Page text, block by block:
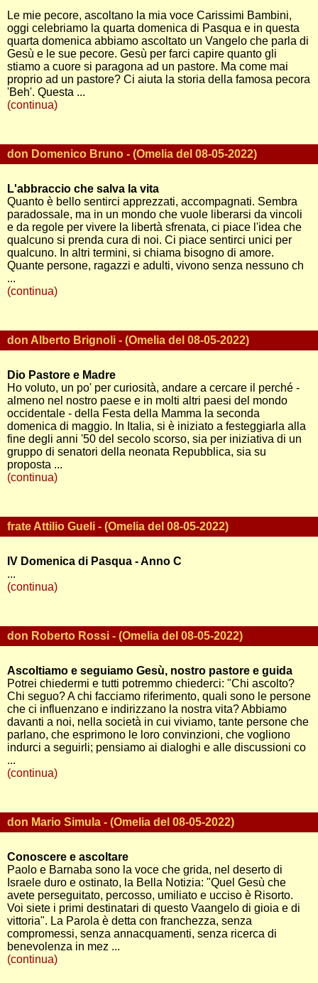
Le mie pecore, ascoltano la mia voce Carissimi Bambini,
oggi celebriamo la quarta domenica di Pasqua e in questa
quarta domenica abbiamo ascoltato un Vangelo che parla di
Gesù e le sue pecore. Gesù per farci capire quanto gli
stiamo a cuore si paragona ad un pastore. Ma come mai
proprio ad un pastore? Ci aiuta la storia della famosa pecora
'Beh'. Questa ...
(continua)
don Domenico Bruno - (Omelia del 08-05-2022)
L'abbraccio che salva la vita
Quanto è bello sentirci apprezzati, accompagnati. Sembra
paradossale, ma in un mondo che vuole liberarsi da vincoli
e da regole per vivere la libertà sfrenata, ci piace l'idea che
qualcuno si prenda cura di noi. Ci piace sentirci unici per
qualcuno. In altri termini, si chiama bisogno di amore.
Quante persone, ragazzi e adulti, vivono senza nessuno ch
...
(continua)
don Alberto Brignoli - (Omelia del 08-05-2022)
Dio Pastore e Madre
Ho voluto, un po' per curiosità, andare a cercare il perché -
almeno nel nostro paese e in molti altri paesi del mondo
occidentale - della Festa della Mamma la seconda
domenica di maggio. In Italia, si è iniziato a festeggiarla alla
fine degli anni '50 del secolo scorso, sia per iniziativa di un
gruppo di senatori della neonata Repubblica, sia su
proposta ...
(continua)
frate Attilio Gueli - (Omelia del 08-05-2022)
IV Domenica di Pasqua - Anno C
...
(continua)
don Roberto Rossi - (Omelia del 08-05-2022)
Ascoltiamo e seguiamo Gesù, nostro pastore e guida
Potrei chiedermi e tutti potremmo chiederci: "Chi ascolto?
Chi seguo? A chi facciamo riferimento, quali sono le persone
che ci influenzano e indirizzano la nostra vita? Abbiamo
davanti a noi, nella società in cui viviamo, tante persone che
parlano, che esprimono le loro convinzioni, che vogliono
indurci a seguirli; pensiamo ai dialoghi e alle discussioni co
...
(continua)
don Mario Simula - (Omelia del 08-05-2022)
Conoscere e ascoltare
Paolo e Barnaba sono la voce che grida, nel deserto di
Israele duro e ostinato, la Bella Notizia: "Quel Gesù che
avete perseguitato, percosso, umiliato e ucciso è Risorto.
Voi siete i primi destinatari di questo Vaangelo di gioia e di
vittoria". La Parola è detta con franchezza, senza
compromessi, senza annacquamenti, senza ricerca di
benevolenza in mez ...
(continua)